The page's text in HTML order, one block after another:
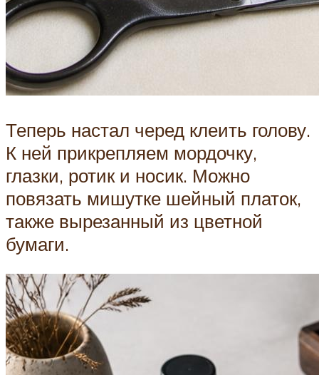
Теперь настал черед клеить голову.
К ней прикрепляем мордочку,
глазки, ротик и носик. Можно
повязать мишутке шейный платок,
также вырезанный из цветной
бумаги.